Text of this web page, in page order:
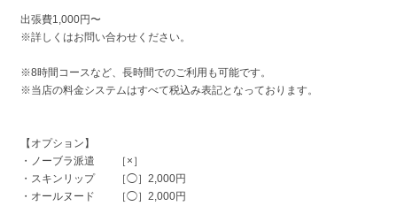
出張費1,000円〜
※詳しくはお問い合わせください。
※8時間コースなど、長時間でのご利用も可能です。
※当店の料金システムはすべて税込み表記となっております。
【オプション】
・ノーブラ派遣 ［×］
・スキンリップ ［◯］2,000円
・オールヌード ［◯］2,000円